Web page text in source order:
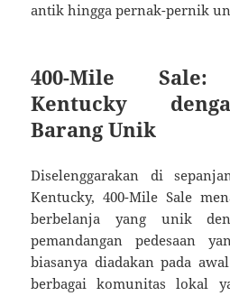
antik hingga pernak-pernik
400-Mile Sale:
Kentucky
Barang Unik
Diselenggarakan di
Kentucky, 400-Mile Sale
berbelanja yang unik
pemandangan pedesaan
biasanya diadakan pada
berbagai komunitas lokal